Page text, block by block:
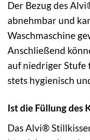
Der Bezug des
abnehmbar und
Waschmaschine
Anschließend
auf niedriger Stufe
stets hygienisch
Ist die Füllung des
Das Alvi®